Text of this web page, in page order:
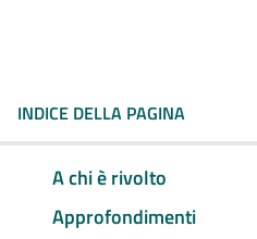
INDICE DELLA PAGINA
A chi è rivolto
Approfondimenti